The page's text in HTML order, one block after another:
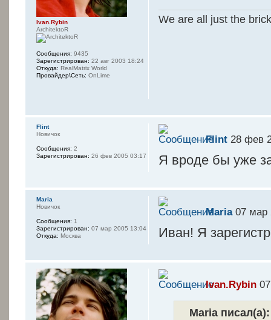
We are all just the
Ivan.Rybin
ArchitektoR
Сообщения: 9435
Зарегистрирован: 22 авг 2003 18:24
Откуда: RealMatrix World
Провайдер\Сеть: OnLime
Flint 28 фев
Я вроде бы уже
Flint
Новичок
Сообщения: 2
Зарегистрирован: 26 фев 2005 03:17
Maria07 мар
Иван! Я
Maria
Новичок
Сообщения: 1
Зарегистрирован: 07 мар 2005 13:04
Откуда: Москва
Ivan.Rybin
Maria писал(а):